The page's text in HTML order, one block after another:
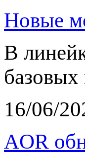
Новые
В
16/06/
AOR